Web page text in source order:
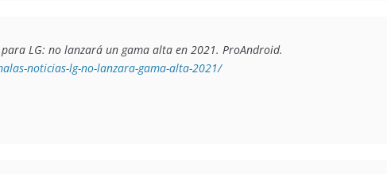
LG: no lanzará un gama alta en 2021
noticias-lg-no-lanzara-gama-alta-2021/